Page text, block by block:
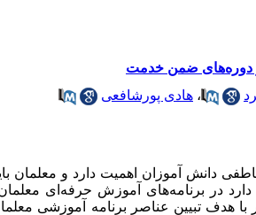
دوره‌های ضمن خدمت
، هادی پورشافعی
آموزان اهمیت دارد و معلمان
در برنامه‌های آموزش حرفه‌‏ای
هدف تبیین عناصر برنامه آموزشی